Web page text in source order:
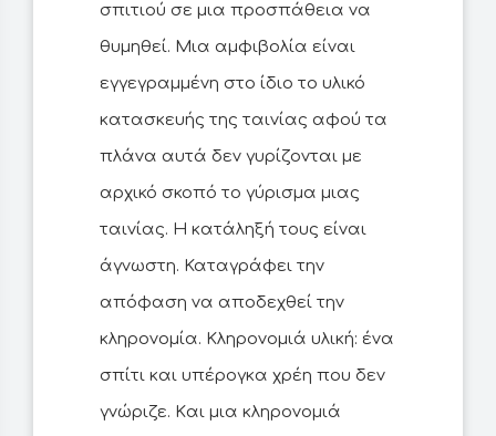
σπιτιού σε μια προσπάθεια να
θυμηθεί. Μια αμφιβολία είναι
εγγεγραμμένη στο ίδιο το υλικό
κατασκευής της ταινίας αφού τα
πλάνα αυτά δεν γυρίζονται με
αρχικό σκοπό το γύρισμα μιας
ταινίας. Η κατάληξή τους είναι
άγνωστη. Καταγράφει την
απόφαση να αποδεχθεί την
κληρονομία. Κληρονομιά υλική: ένα
σπίτι και υπέρογκα χρέη που δεν
γνώριζε. Kαι μια κληρονομιά